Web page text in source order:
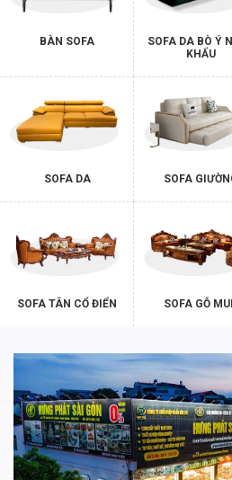
BÀN SOFA
SOFA DA BÒ Ý
KHẨU
SOFA DA SOFA
SOFA TÂN CỔ ĐIỂN SOFA GỖ